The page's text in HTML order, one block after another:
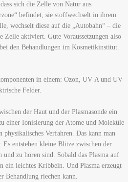
sich die Zelle von Natur aus
befindet, sie stoffwechselt in ihrem
wechselt diese auf die „Autobahn“ – die
Zelle aktiviert. Gute Voraussetzungen also
den Behandlungen im Kosmetikinstitut.
in einem: Ozon, UV-A und UV-
Felder.
der Haut und der Plasmasonde ein
einer Ionisierung der Atome und Moleküle
physikalisches Verfahren. Das kann man
entstehen kleine Blitze zwischen der
und zu hören sind. Sobald das Plasma auf
ein leichtes Kribbeln. Und Plasma erzeugt
Behandlung riechen kann.